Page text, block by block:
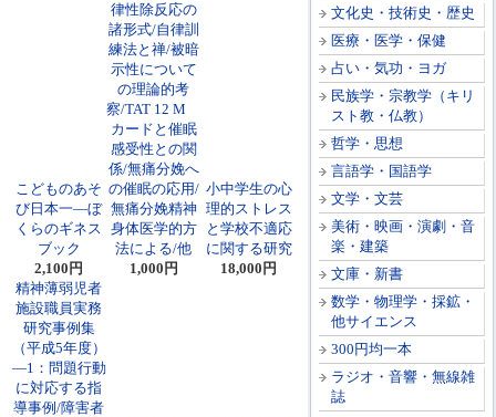
文化史・技術史・歴史
医療・医学・保健
占い・気功・ヨガ
民族学・宗教学（キリ
スト教・仏教）
哲学・思想
言語学・国語学
文学・文芸
美術・映画・演劇・音
楽・建築
文庫・新書
数学・物理学・採鉱・
他サイエンス
300円均一本
ラジオ・音響・無線雑
誌
こどものあそ
び日本一―ぼ
くらのギネス
ブック
2,100円
律性除反応の
諸形式/自律訓
練法と禅/被暗
示性について
の理論的考
察/TAT 12 M
カードと催眠
感受性との関
係/無痛分娩へ
の催眠の応用/
無痛分娩精神
身体医学的方
法による/他
1,000円
小中学生の心
理的ストレス
と学校不適応
に関する研究
18,000円
精神薄弱児者
施設職員実務
研究事例集
（平成5年度）
―1：問題行動
に対応する指
導事例/障害者